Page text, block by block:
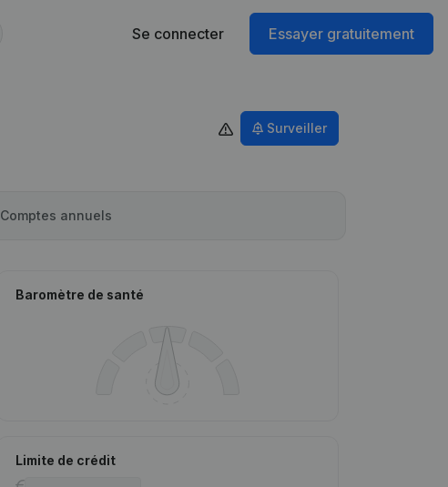
Se connecter Essayer gratuitement
Surveiller
Comptes annuels
Baromètre de santé
Limite de crédit